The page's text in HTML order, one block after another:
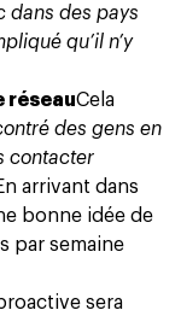
dans des pays
qu’il n’y
réseauCela
des gens en
contacter
arrivant dans
bonne idée de
par semaine
sera